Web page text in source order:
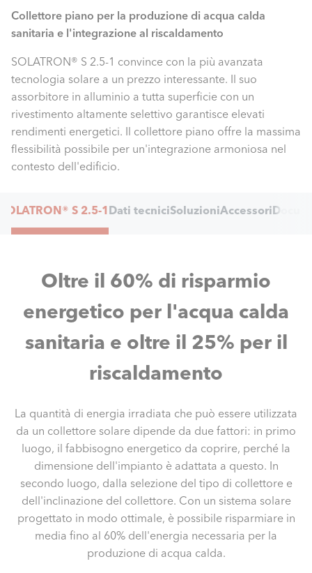
Collettore piano per la produzione di acqua calda
sanitaria e l'integrazione al riscaldamento
SOLATRON® S 2.5-1 convince con la più avanzata
tecnologia solare a un prezzo interessante. Il suo
assorbitore in alluminio a tutta superficie con un
rivestimento altamente selettivo garantisce elevati
rendimenti energetici. Il collettore piano offre la massima
flessibilità possibile per un'integrazione armoniosa nel
contesto dell'edificio.
Navigation
SOLATRON® S 2.5-1 Dati tecniciSoluzioniAccessori
Oltre il 60% di risparmio
energetico per l'acqua calda
sanitaria e oltre il 25% per il
riscaldamento
La quantità di energia irradiata che può essere utilizzata
da un collettore solare dipende da due fattori: in primo
luogo, il fabbisogno energetico da coprire, perché la
dimensione dell'impianto è adattata a questo. In
secondo luogo, dalla selezione del tipo di collettore e
dell'inclinazione del collettore. Con un sistema solare
progettato in modo ottimale, è possibile risparmiare in
media fino al 60% dell'energia necessaria per la
produzione di acqua calda.